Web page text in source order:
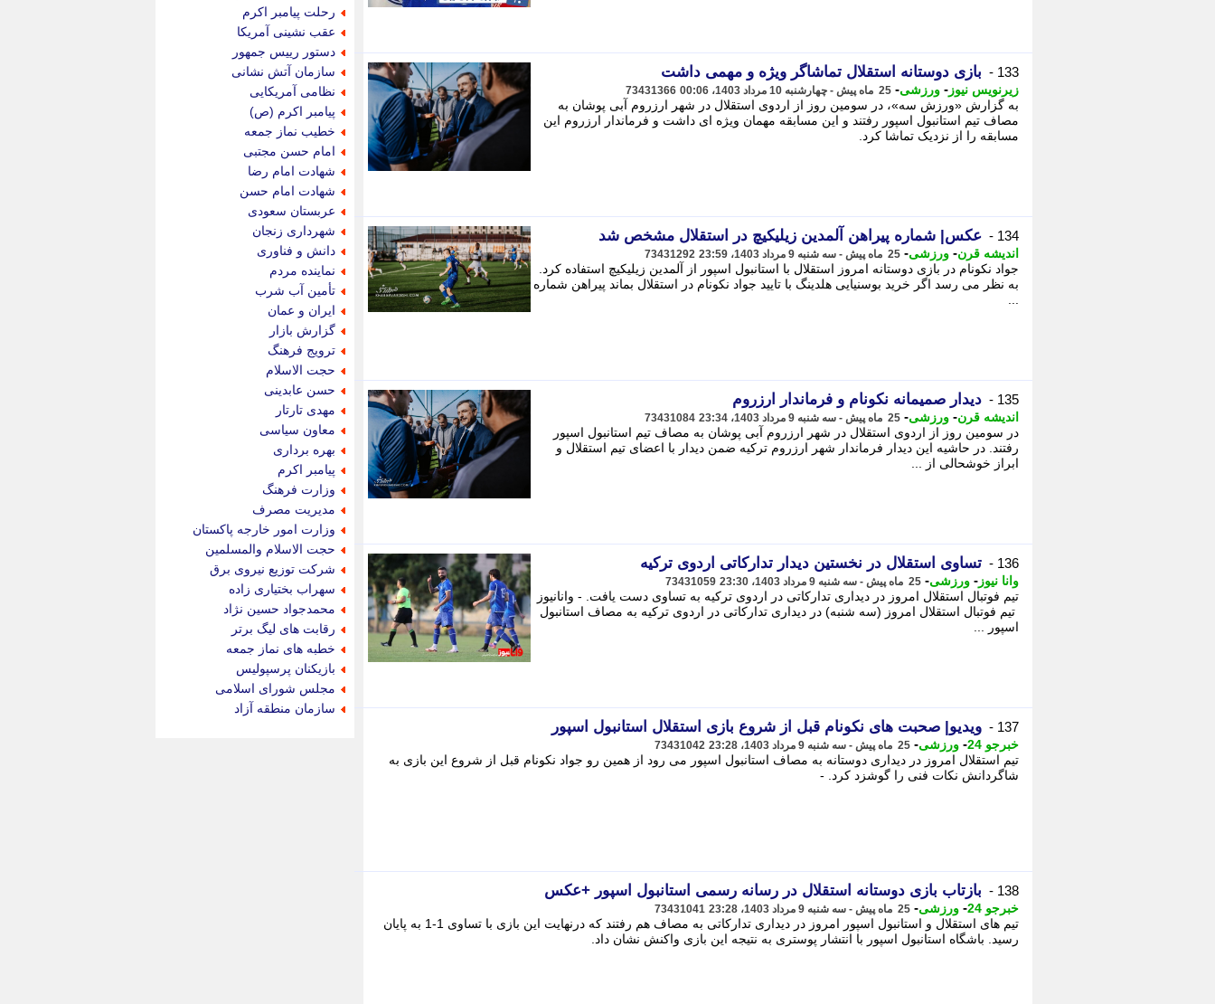
133 - بازی دوستانه استقلال تماشاگر ویژه و مهمی داشت
زیرنویس نیوز - ورزشی- 25 ماه پیش - چهارشنبه 10 مرداد 1403، 00:06 73431366
به گزارش «ورزش سه»، در سومین روز از اردوی استقلال در شهر ارزروم آبی پوشان به
مصاف تیم استانبول اسپور رفتند و این مسابقه مهمان ویژه ای داشت و فرماندار ارزروم این
مسابقه را از نزدیک تماشا کرد.
134 - عکس| شماره پیراهن آلمدین زیلیکیچ در استقلال مشخص شد
اندیشه قرن- ورزشی- 25 ماه پیش - سه شنبه 9 مرداد 1403، 23:59 73431292
جواد نکونام در بازی دوستانه امروز استقلال با استانبول اسپور از آلمدین زیلیکیچ استفاده کرد.
به نظر می رسد اگر خرید بوسنیایی هلدینگ با تایید جواد نکونام در استقلال بماند پیراهن شماره
135 - دیدار صمیمانه نکونام و فرماندار ارزروم
اندیشه قرن- ورزشی- 25 ماه پیش - سه شنبه 9 مرداد 1403، 23:34 73431084
در سومین روز از اردوی استقلال در شهر ارزروم آبی پوشان به مصاف تیم استانبول اسپور
رفتند. در حاشیه این دیدار فرماندار شهر ارزروم ترکیه ضمن دیدار با اعضای تیم استقلال و
ابراز خوشحالی از ...
136 - تساوی استقلال در نخستین دیدار تدارکاتی اردوی ترکیه
وانا نیوز - ورزشی- 25 ماه پیش - سه شنبه 9 مرداد 1403، 23:30 73431059
تیم فوتبال استقلال امروز در دیداری تدارکاتی در اردوی ترکیه به تساوی دست یافت. - وانانیوز
تیم فوتبال استقلال امروز (سه شنبه) در دیداری تدارکاتی در اردوی ترکیه به مصاف استانبول
اسپور ...
137 - ویدیو| صحبت های نکونام قبل از شروع بازی استقلال استانبول اسپور
خبرجو 24 - ورزشی- 25 ماه پیش - سه شنبه 9 مرداد 1403، 23:28 73431042
تیم استقلال امروز در دیداری دوستانه به مصاف استانبول اسپور می رود از همین رو جواد نکونام قبل از شروع این بازی به
شاگردانش نکات فنی را گوشزد کرد. -
138 - بازتاب بازی دوستانه استقلال در رسانه رسمی استانبول اسپور +عکس
خبرجو 24 - ورزشی- 25 ماه پیش - سه شنبه 9 مرداد 1403، 23:28 73431041
تیم های استقلال و استانبول اسپور امروز در دیداری تدارکاتی به مصاف هم رفتند که درنهایت این بازی با تساوی 1-1 به پایان
رسید. باشگاه استانبول اسپور با انتشار پوستری به نتیجه این بازی واکنش نشان داد.
رحلت پیامبر اکرم
عقب نشینی آمریکا
دستور رییس جمهور
سازمان آتش نشانی
نظامی آمریکایی
پیامبر اکرم (ص)
خطیب نماز جمعه
امام حسن مجتبی
شهادت امام رضا
شهادت امام حسن
عربستان سعودی
شهرداری زنجان
دانش و فناوری
نماینده مردم
تأمین آب شرب
ایران و عمان
گزارش بازار
ترویج فرهنگ
حجت الاسلام
حسن عابدینی
مهدی تارتار
معاون سیاسی
بهره برداری
پیامبر اکرم
وزارت فرهنگ
مدیریت مصرف
وزارت امور خارجه پاکستان
حجت الاسلام والمسلمین
شرکت توزیع نیروی برق
سهراب بختیاری زاده
محمدجواد حسین نژاد
رقابت های لیگ برتر
خطبه های نماز جمعه
بازیکنان پرسپولیس
مجلس شورای اسلامی
سازمان منطقه آزاد